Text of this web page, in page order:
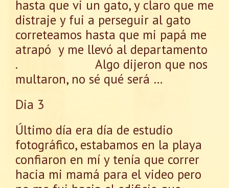
hasta que vi un gato, y claro que me
distraje y fui a perseguir al gato
correteamos hasta que mi papá me
atrapó y me llevó al departamento
. Algo dijeron que nos
multaron, no sé qué será …
Dia 3
Último día era día de estudio
fotográfico, estabamos en la playa
confiaron en mí y tenía que correr
hacia mi mamá para el video pero